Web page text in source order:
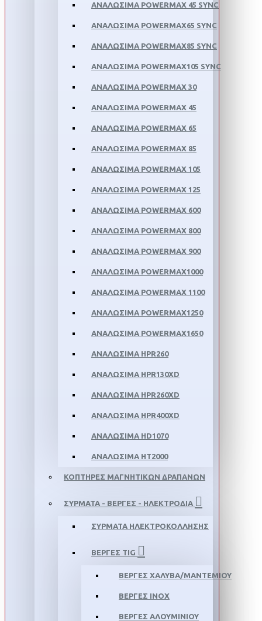
ΑΝΑΛΩΣΙΜΑ POWERMAX 45 SYNC
ΑΝΑΛΩΣΙΜΑ POWERMAX65 SYNC
ΑΝΑΛΩΣΙΜΑ POWERMAX85 SYNC
ΑΝΑΛΩΣΙΜΑ POWERMAX105 SYNC
ΑΝΑΛΩΣΙΜΑ POWERMAX 30
ΑΝΑΛΩΣΙΜΑ POWERMAX 45
ΑΝΑΛΩΣΙΜΑ POWERMAX 65
ΑΝΑΛΩΣΙΜΑ POWERMAX 85
ΑΝΑΛΩΣΙΜΑ POWERMAX 105
ΑΝΑΛΩΣΙΜΑ POWERMAX 125
ΑΝΑΛΩΣΙΜΑ POWERMAX 600
ΑΝΑΛΩΣΙΜΑ POWERMAX 800
ΑΝΑΛΩΣΙΜΑ POWERMAX 900
ΑΝΑΛΩΣΙΜΑ POWERMAX1000
ΑΝΑΛΩΣΙΜΑ POWERMAX 1100
ΑΝΑΛΩΣΙΜΑ POWERMAX1250
ΑΝΑΛΩΣΙΜΑ POWERMAX1650
ΑΝΑΛΩΣΙΜΑ HPR260
ΑΝΑΛΩΣΙΜΑ HPR130XD
ΑΝΑΛΩΣΙΜΑ HPR260XD
ΑΝΑΛΩΣΙΜΑ HPR400XD
ΑΝΑΛΩΣΙΜΑ HD1070
ΑΝΑΛΩΣΙΜΑ HT2000
ΚΟΠΤΗΡΕΣ ΜΑΓΝΗΤΙΚΩΝ ΔΡΑΠΑΝΩΝ
ΣΥΡΜΑΤΑ - ΒΕΡΓΕΣ - ΗΛΕΚΤΡΟΔΙΑ
ΣΥΡΜΑΤΑ ΗΛΕΚΤΡΟΚΟΛΛΗΣΗΣ
ΒΕΡΓΕΣ TIG
ΒΕΡΓΕΣ ΧΑΛΥΒΑ/ΜΑΝΤΕΜΙΟΥ
ΒΕΡΓΕΣ ΙΝΟΧ
ΒΕΡΓΕΣ ΑΛΟΥΜΙΝΙΟΥ